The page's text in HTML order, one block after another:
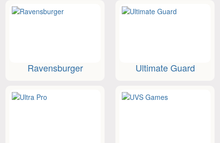
Ravensburger Ultimate Guard